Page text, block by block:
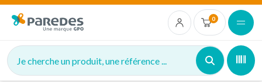
0
Je cherche un produit, une référence ...